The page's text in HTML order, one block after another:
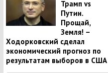
Трамп vs
Путин.
Прощай,
Земля! –
Ходорковский сделал
экономический прогноз по
результатам выборов в США